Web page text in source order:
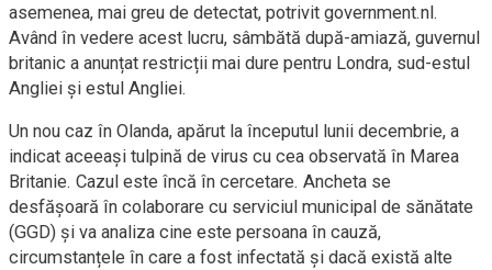
asemenea, mai greu de detectat, potrivit government.nl.
Având în vedere acest lucru, sâmbătă după-amiază, guvernul
britanic a anunțat restricții mai dure pentru Londra, sud-estul
Angliei și estul Angliei.
Un nou caz în Olanda, apărut la începutul lunii decembrie, a
indicat aceeași tulpină de virus cu cea observată în Marea
Britanie. Cazul este încă în cercetare. Ancheta se
desfășoară în colaborare cu serviciul municipal de sănătate
(GGD) și va analiza cine este persoana în cauză,
circumstanțele în care a fost infectată și dacă există alte